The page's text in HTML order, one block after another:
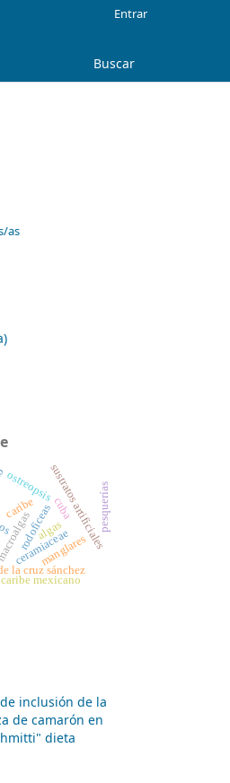
Buscar
Entrar
as
caribe
ceramiaceae
rodofíceas
la cruz sánchez
cuba
sustratos artificiales
ostreopsis
algas
caribe mexicano
pesquerías
manglares
inclusión de la
de camarón en
dieta